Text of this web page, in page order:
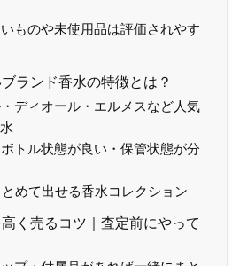
ものや未使用品は評価されやす
ランド香水の特徴とは？
ディオール・エルメスなど人気
トル状態が良い・保管状態が分
めて出せる香水コレクション
く売るコツ｜査定前にやって